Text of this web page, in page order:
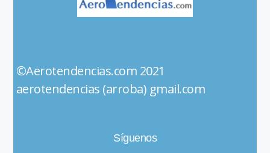
©Aerotendencias.com 2021
aerotendencias (arroba) gmail.com
Síguenos